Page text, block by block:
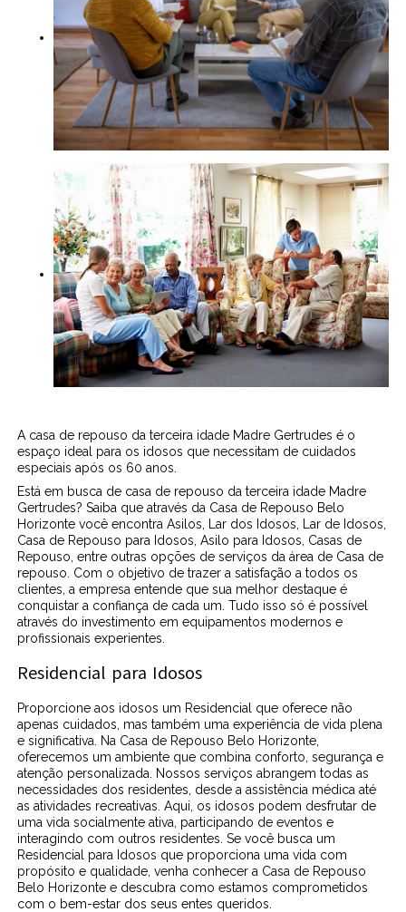
A casa de repouso da terceira idade Madre Gertrudes é o
espaço ideal para os idosos que necessitam de cuidados
especiais após os 60 anos.
Está em busca de casa de repouso da terceira idade Madre
Gertrudes? Saiba que através da Casa de Repouso Belo
Horizonte você encontra Asilos, Lar dos Idosos, Lar de Idosos,
Casa de Repouso para Idosos, Asilo para Idosos, Casas de
Repouso, entre outras opções de serviços da área de Casa de
repouso. Com o objetivo de trazer a satisfação a todos os
clientes, a empresa entende que sua melhor destaque é
conquistar a confiança de cada um. Tudo isso só é possível
através do investimento em equipamentos modernos e
profissionais experientes.
Residencial para Idosos
Proporcione aos idosos um Residencial que oferece não
apenas cuidados, mas também uma experiência de vida plena
e significativa. Na Casa de Repouso Belo Horizonte,
oferecemos um ambiente que combina conforto, segurança e
atenção personalizada. Nossos serviços abrangem todas as
necessidades dos residentes, desde a assistência médica até
as atividades recreativas. Aqui, os idosos podem desfrutar de
uma vida socialmente ativa, participando de eventos e
interagindo com outros residentes. Se você busca um
Residencial para Idosos que proporciona uma vida com
propósito e qualidade, venha conhecer a Casa de Repouso
Belo Horizonte e descubra como estamos comprometidos
com o bem-estar dos seus entes queridos.